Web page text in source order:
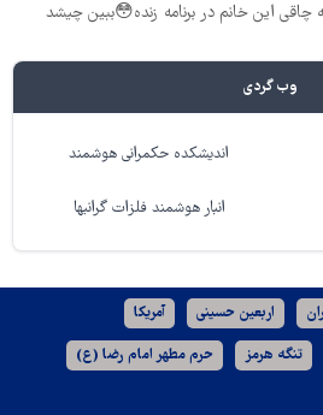
این خانم در برنامه زنده😳ببین چیشد
وب گردی
اندیشکده حکمرانی هوشمند
انبار هوشمند فلزات گرانبها
اربعین حسینی آمریکا
تنگه هرمز حرم مطهر امام رضا (ع)